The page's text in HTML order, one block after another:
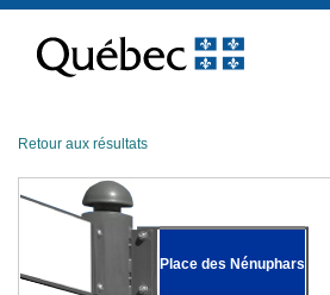
contenu
Retour aux résultats
Place des Nénuphars